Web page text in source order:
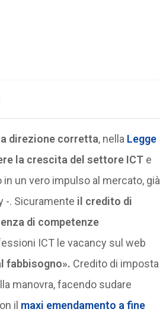
direzione corretta, nella Legge
la crescita del settore ICTe
un vero impulso al mercato, già
-. Sicuramente il credito di
di competenze
ICT le vacancy sul web
fabbisogno». Credito di imposta
manovra, facendo sudare
il maxi emendamento a fine